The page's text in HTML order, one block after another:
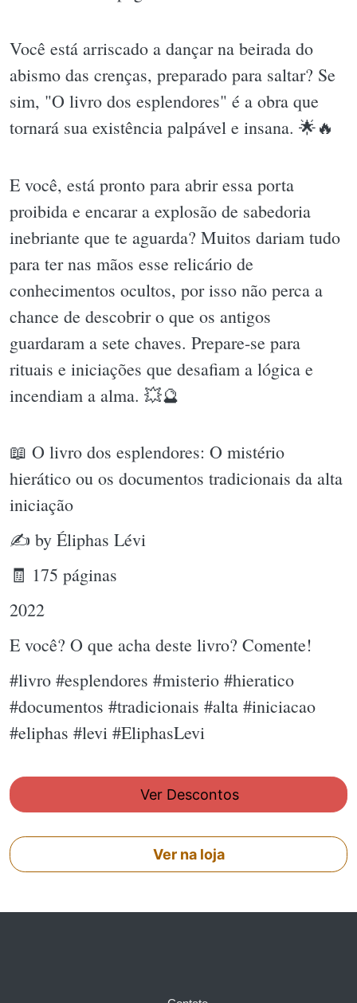
Você está arriscado a dançar na beirada do
abismo das crenças, preparado para saltar? Se
sim, "O livro dos esplendores" é a obra que
tornará sua existência palpável e insana. 🌟🔥
E você, está pronto para abrir essa porta
proibida e encarar a explosão de sabedoria
inebriante que te aguarda? Muitos dariam tudo
para ter nas mãos esse relicário de
conhecimentos ocultos, por isso não perca a
chance de descobrir o que os antigos
guardaram a sete chaves. Prepare-se para
rituais e iniciações que desafiam a lógica e
incendiam a alma. 💥🔮
📖 O livro dos esplendores: O mistério
hierático ou os documentos tradicionais da alta
iniciação
✍ by Éliphas Lévi
🧾 175 páginas
2022
E você? O que acha deste livro? Comente!
#livro #esplendores #misterio #hieratico
#documentos #tradicionais #alta #iniciacao
#eliphas #levi #EliphasLevi
Ver Descontos
Ver na loja